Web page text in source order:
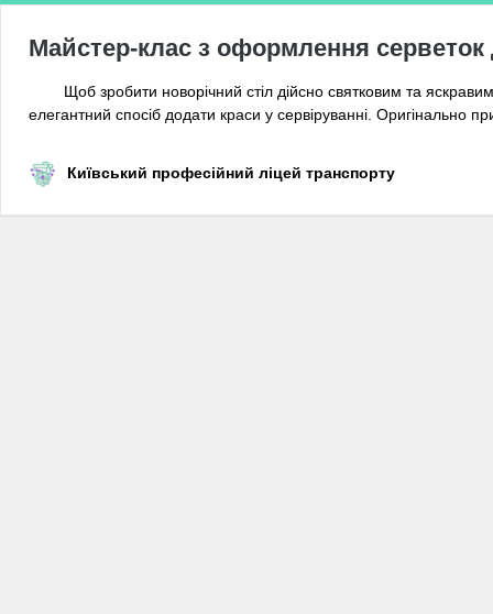
Майстер-клас з оформлення серветок
Щоб зробити новорічний стіл дійсно святковим та яскравим
елегантний спосіб додати краси у сервіруванні. Оригінально
Київський професійний ліцей транспорту